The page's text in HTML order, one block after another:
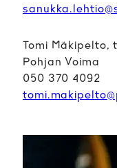
Tomi Mäkipelto,
Pohjan Voima
050 370 4092